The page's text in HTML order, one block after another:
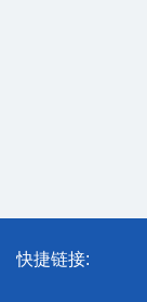
快捷链接: